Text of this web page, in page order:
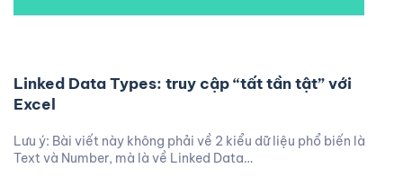
Linked Data Types: truy cập “tất tần tật” với
Excel
Lưu ý: Bài viết này không phải về 2 kiểu dữ liệu phổ biến là
Text và Number, mà là về Linked Data…